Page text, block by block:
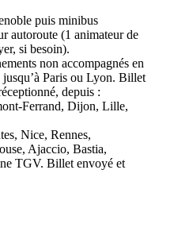
puis minibus
autoroute (1 animateur de
si besoin).
non accompagnés en
Paris ou Lyon. Billet
depuis :
Ferrand, Dijon, Lille,
Nice, Rennes,
Ajaccio, Bastia,
TGV. Billet envoyé et